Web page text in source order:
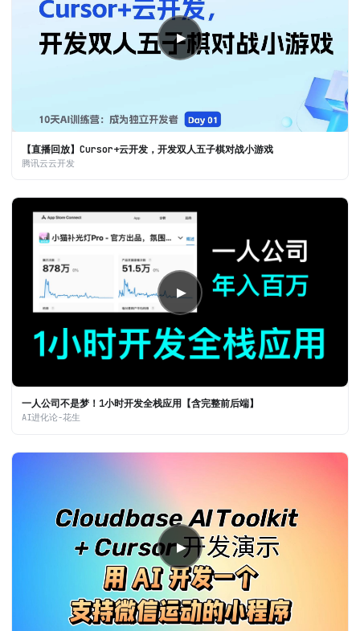
▶
【直播回放】Cursor+云开发，开发双人五子棋对战小游戏
腾讯云云开发
▶
一人公司不是梦！1小时开发全栈应用【含完整前后端】
AI进化论-花生
▶